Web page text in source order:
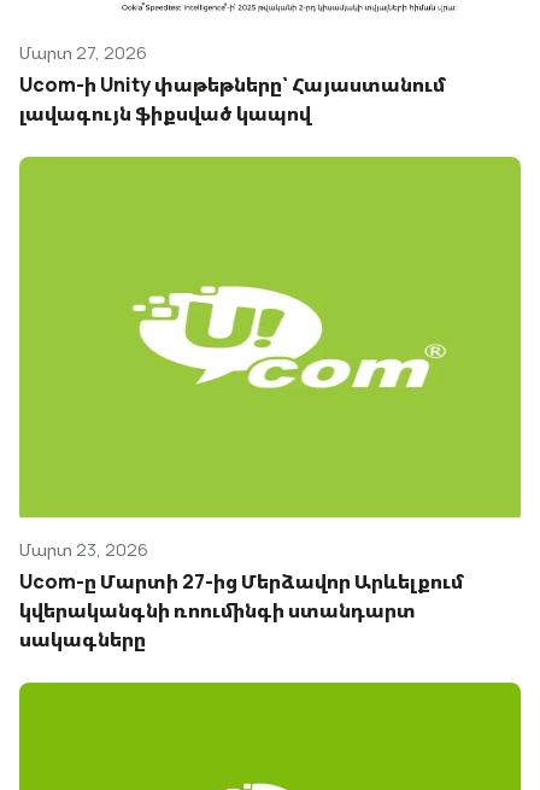
Մարտ 27, 2026
Ucom-ի Unity փաթեթները՝ Հայաստանում
լավագույն ֆիքսված կապով
Մարտ 23, 2026
Ucom-ը Մարտի 27-ից Մերձավոր Արևելքում
կվերականգնի ռոումինգի ստանդարտ
սակագները